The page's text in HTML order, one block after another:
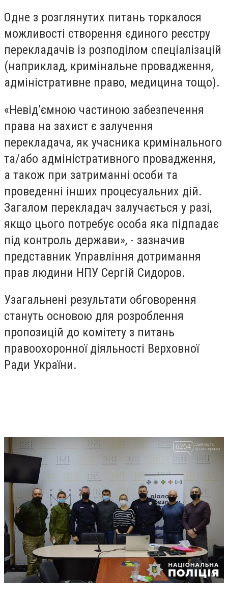
Одне з розглянутих питань торкалося
можливості створення єдиного реєстру
перекладачів із розподілом спеціалізацій
(наприклад, кримінальне провадження,
адміністративне право, медицина тощо).
«Невід’ємною частиною забезпечення
права на захист є залучення
перекладача, як учасника кримінального
та/або адміністративного провадження,
а також при затриманні особи та
проведенні інших процесуальних дій.
Загалом перекладач залучається у разі,
якщо цього потребує особа яка підпадає
під контроль держави», - зазначив
представник Управління дотримання
прав людини НПУ Сергій Сидоров.
Узагальнені результати обговорення
стануть основою для розроблення
пропозицій до комітету з питань
правоохоронної діяльності Верховної
Ради України.